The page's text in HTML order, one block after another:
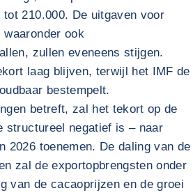
tot 210.000. De uitgaven voor
waaronder ook
zullen eveneens stijgen.
laag blijven, terwijl het IMF de
bestempelt.
betreft, zal het tekort op de
structureel negatief is – naar
2026 toenemen. De daling van de
zal de exportopbrengsten onder
van de cacaoprijzen en de groei